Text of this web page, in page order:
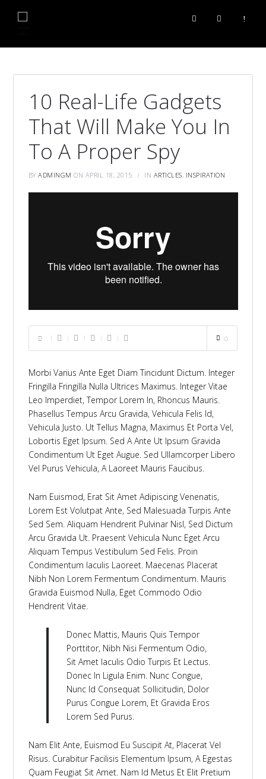
10 Real-Life Gadgets
That Will Make You In
To A Proper Spy
BYADMINGM ON APRIL 18, 2015 IN ARTICLES, INSPIRATION
0
Morbi Varius Ante Eget Diam Tincidunt Dictum. Integer
Fringilla Fringilla Nulla Ultrices Maximus. Integer Vitae
Leo Imperdiet, Tempor Lorem In, Rhoncus Mauris.
Phasellus Tempus Arcu Gravida, Vehicula Felis Id,
Vehicula Justo. Ut Tellus Magna, Maximus Et Porta Vel,
Lobortis Eget Ipsum. Sed A Ante Ut Ipsum Gravida
Condimentum Ut Eget Augue. Sed Ullamcorper Libero
Vel Purus Vehicula, A Laoreet Mauris Faucibus.
Nam Euismod, Erat Sit Amet Adipiscing Venenatis,
Lorem Est Volutpat Ante, Sed Malesuada Turpis Ante
Sed Sem. Aliquam Hendrerit Pulvinar Nisl, Sed Dictum
Arcu Gravida Ut. Praesent Vehicula Nunc Eget Arcu
Aliquam Tempus Vestibulum Sed Felis. Proin
Condimentum Iaculis Laoreet. Maecenas Placerat
Nibh Non Lorem Fermentum Condimentum. Mauris
Gravida Euismod Nulla, Eget Commodo Odio
Hendrerit Vitae.
Donec Mattis, Mauris Quis Tempor
Porttitor, Nibh Nisi Fermentum Odio,
Sit Amet Iaculis Odio Turpis Et Lectus.
Donec In Ligula Enim. Nunc Congue,
Nunc Id Consequat Sollicitudin, Dolor
Purus Congue Lorem, Et Gravida Eros
Lorem Sed Purus.
Nam Elit Ante, Euismod Eu Suscipit At, Placerat Vel
Risus. Curabitur Facilisis Elementum Ipsum, A Egestas
Quam Feugiat Sit Amet. Nam Id Metus Et Elit Pretium